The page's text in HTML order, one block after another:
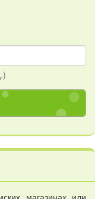
магазинах или